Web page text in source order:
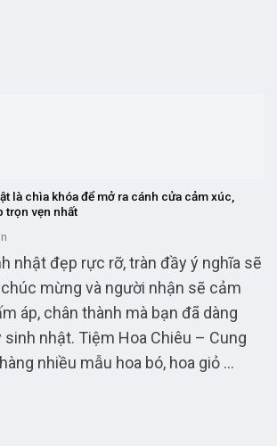
là chìa khóa để mở ra cánh cửa cảm xúc,
trọn vẹn nhất
nhật đẹp rực rỡ, tràn đầy ý nghĩa sẽ
mừng và người nhận sẽ cảm
áp, chân thành mà bạn đã dàng
nhật. Tiệm Hoa Chiêu – Cung
nhiều mẫu hoa bó, hoa giỏ ...